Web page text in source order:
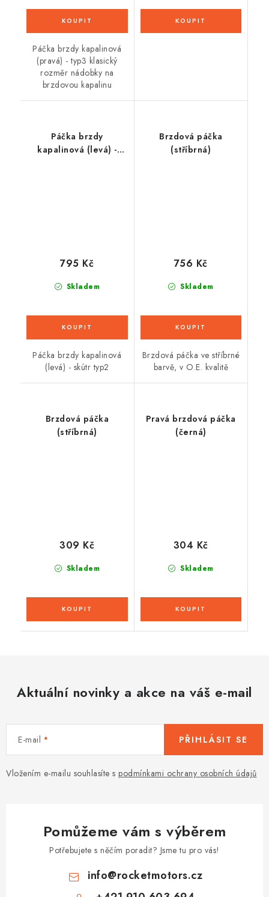
Páčka brzdy kapalinová
(pravá) - typ3 klasický
rozměr nádobky na
brzdovou kapalinu
Páčka brzdy
kapalinová (levá) -
Skladem
795 Kč
Páčka brzdy kapalinová
(levá) - skútr typ2
Brzdová páčka
(stříbrná)
Skladem
756 Kč
Brzdová páčka ve stříbrné
barvě, v O.E. kvalitě
Brzdová páčka
(stříbrná)
Skladem
309 Kč
Pravá brzdová páčka
(černá)
Skladem
304 Kč
Aktuální novinky a akce na váš e-mail
E-mail
Vložením e-mailu souhlasíte s podmínkami ochrany osobních údajů
PŘIHLÁSIT SE
Pomůžeme vám s výběrem
Potřebujete s něčím poradit? Jsme tu pro vás!
info@rocketmotors.cz